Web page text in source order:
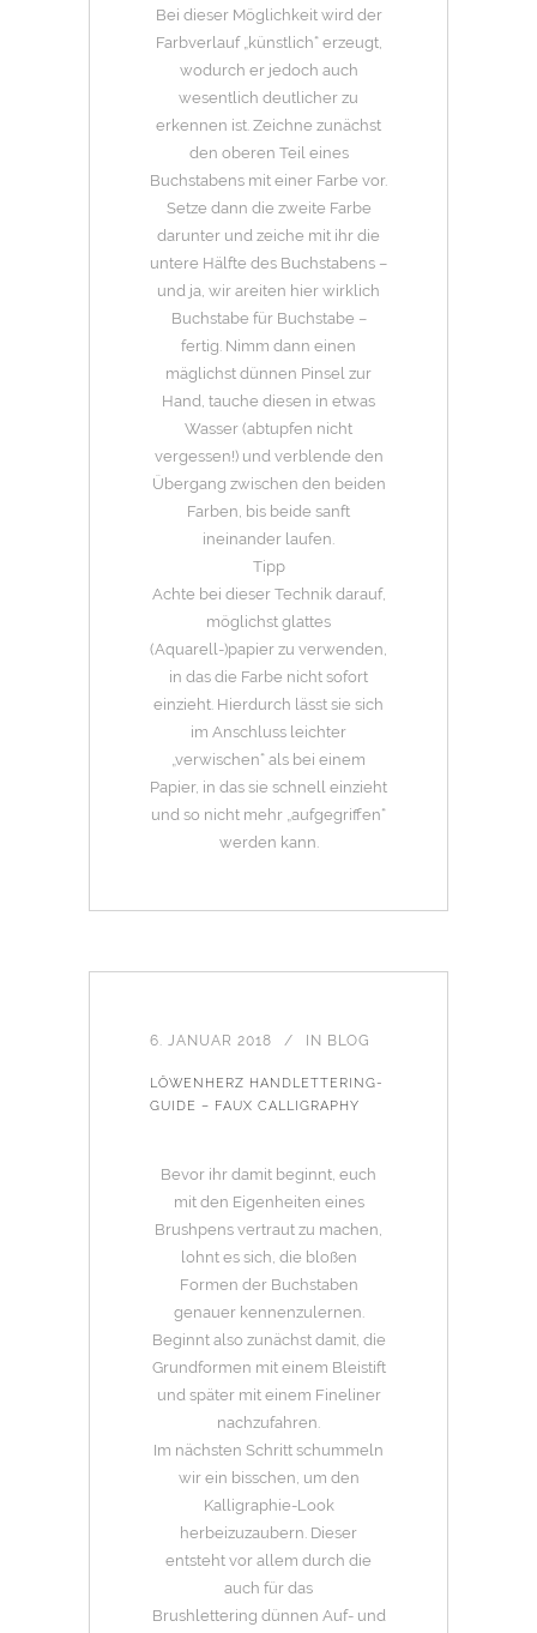
Bei dieser Möglichkeit wird der
Farbverlauf „künstlich“ erzeugt,
wodurch er jedoch auch
wesentlich deutlicher zu
erkennen ist. Zeichne zunächst
den oberen Teil eines
Buchstabens mit einer Farbe vor.
Setze dann die zweite Farbe
darunter und zeiche mit ihr die
untere Hälfte des Buchstabens –
und ja, wir areiten hier wirklich
Buchstabe für Buchstabe –
fertig. Nimm dann einen
mäglichst dünnen Pinsel zur
Hand, tauche diesen in etwas
Wasser (abtupfen nicht
vergessen!) und verblende den
Übergang zwischen den beiden
Farben, bis beide sanft
ineinander laufen.
Tipp
Achte bei dieser Technik darauf,
möglichst glattes
(Aquarell-)papier zu verwenden,
in das die Farbe nicht sofort
einzieht. Hierdurch lässt sie sich
im Anschluss leichter
„verwischen“ als bei einem
Papier, in das sie schnell einzieht
und so nicht mehr „aufgegriffen“
werden kann.
6. JANUAR 2018 IN BLOG
LÖWENHERZ HANDLETTERING-
GUIDE – FAUX CALLIGRAPHY
Bevor ihr damit beginnt, euch
mit den Eigenheiten eines
Brushpens vertraut zu machen,
lohnt es sich, die bloßen
Formen der Buchstaben
genauer kennenzulernen.
Beginnt also zunächst damit, die
Grundformen mit einem Bleistift
und später mit einem Fineliner
nachzufahren.
Im nächsten Schritt schummeln
wir ein bisschen, um den
Kalligraphie-Look
herbeizuzaubern. Dieser
entsteht vor allem durch die
auch für das
Brushlettering dünnen Auf- und